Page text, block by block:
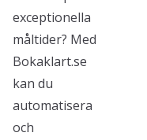
exceptionella
måltider? Med
Bokaklart.se
kan du
automatisera
och